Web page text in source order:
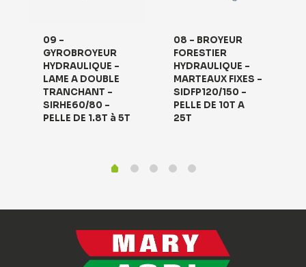
09 –
GYROBROYEUR
HYDRAULIQUE –
LAME A DOUBLE
TRANCHANT –
SIRHE60/80 –
PELLE DE 1.8T à 5T
08 – BROYEUR
FORESTIER
HYDRAULIQUE –
MARTEAUX FIXES –
SIDFP120/150 –
PELLE DE 10T A
25T